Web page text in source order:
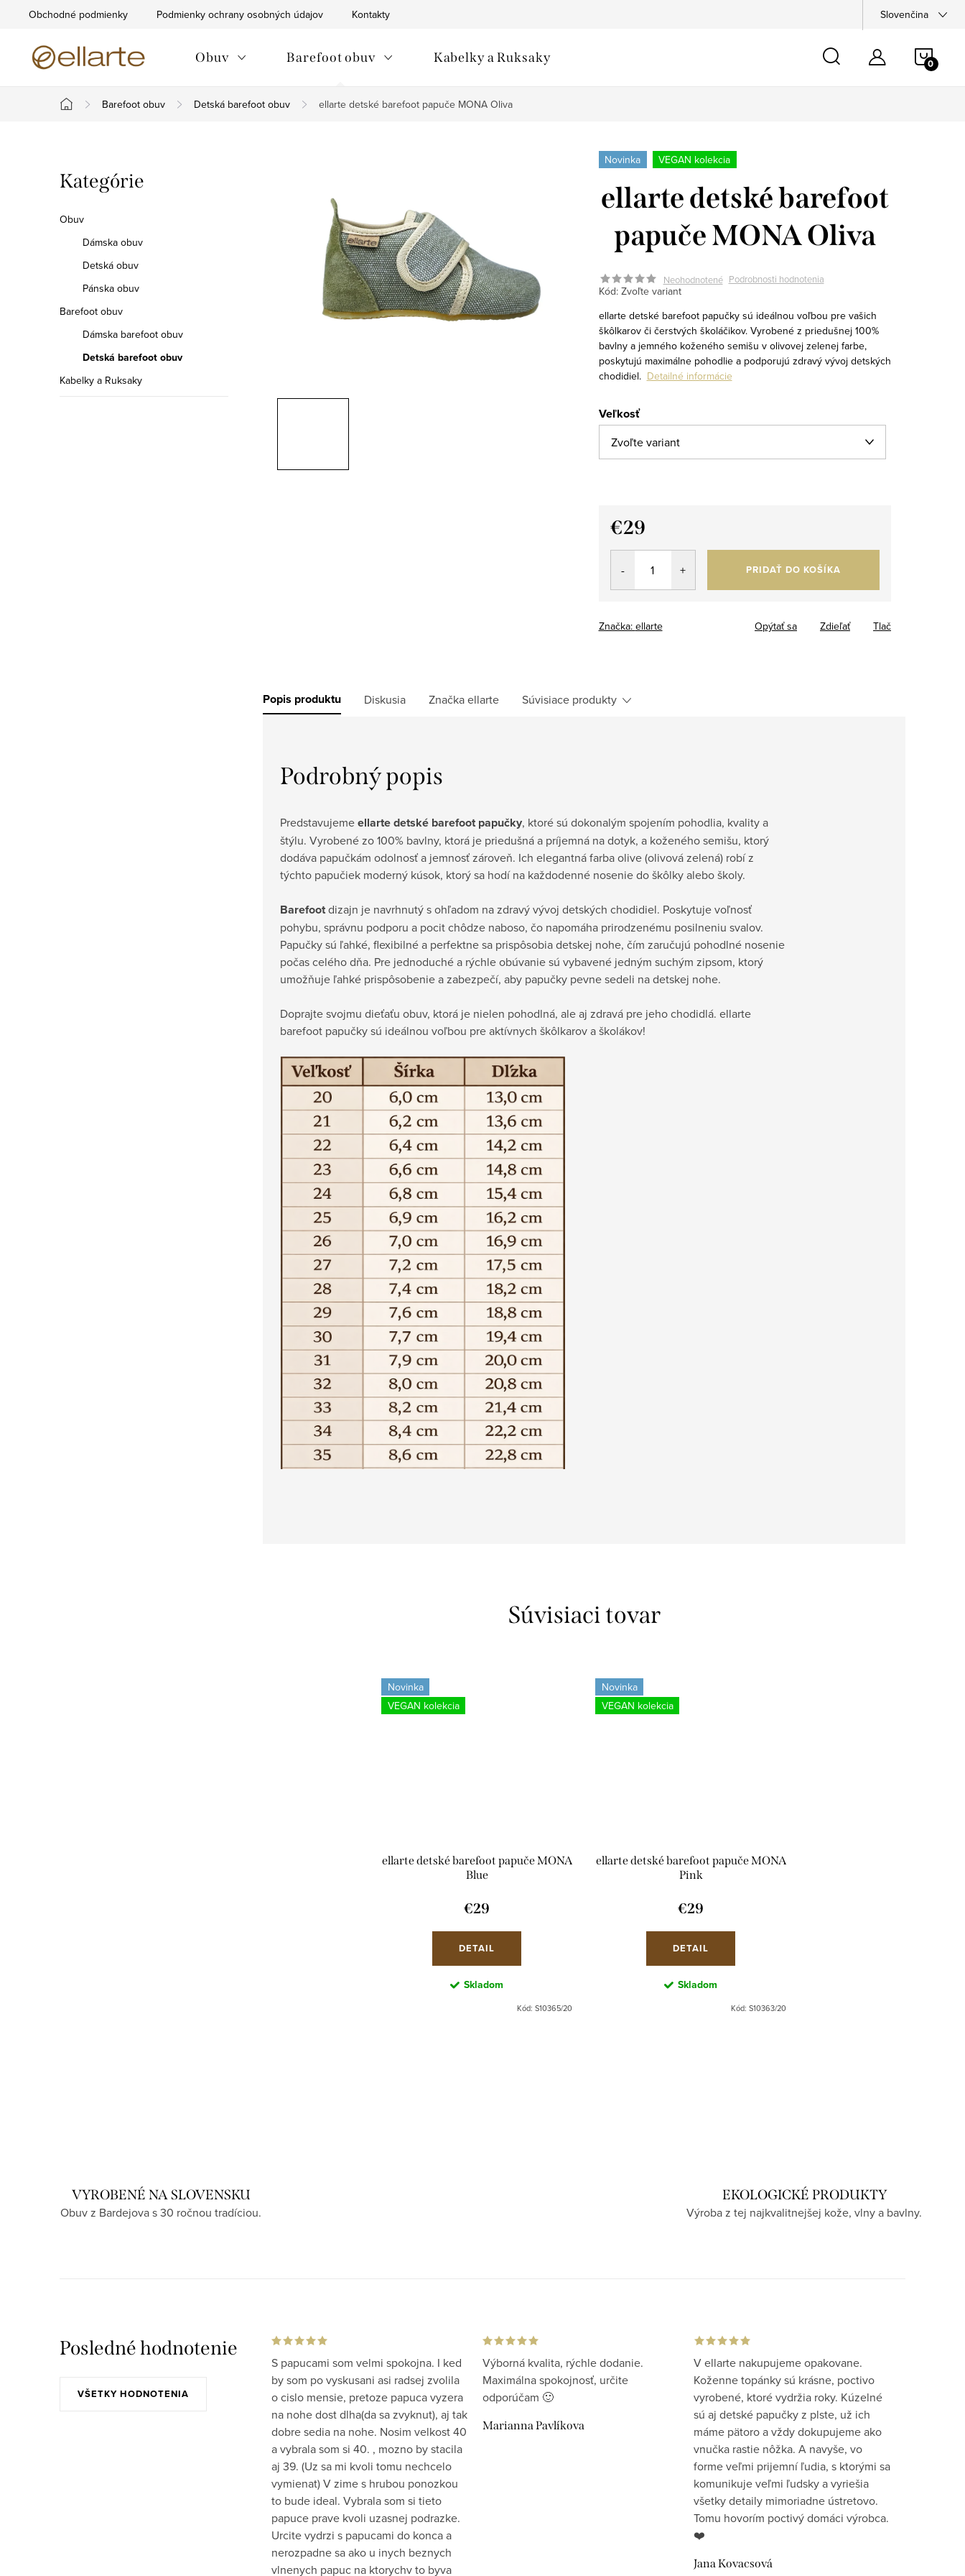
Obchodné podmienky Podmienky ochrany osobných údajov Kontakty Slovenčina
Obuv Barefoot obuv Kabelky a Ruksaky
Domov
Barefoot obuv Detská barefoot obuv ellarte detské barefoot papuče MONA Oliva
o
č
p
e
Preskočiť
kategórie
Kategórie
Obuv
Dámska obuv
Detská obuv
Pánska obuv
Barefoot obuv
Dámska barefoot obuv
Detská barefoot obuv
Kabelky a Ruksaky
Novinka VEGAN kolekcia
ellarte detské barefoot
papuče MONA Oliva
Neohodnotené Podrobnosti hodnotenia
Kód: Zvoľte variant
ellarte detské barefoot papučky sú ideálnou voľbou pre vašich
škôlkarov či čerstvých školáčikov. Vyrobené z priedušnej 100%
bavlny a jemného koženého semišu v olivovej zelenej farbe,
poskytujú maximálne pohodlie a podporujú zdravý vývoj detských
chodidiel. Detailné informácie
Veľkosť
€29
Jednotková
PRIDAŤ DO KOŠÍKA
Značka: ellarte Tlač
Opýtať sa Zdieľať
Popis produktu Diskusia Značkaellarte Súvisiace produkty
Podrobný popis
Predstavujemeellarte detské barefoot papučky, ktoré sú dokonalým spojením pohodlia, kvality a
štýlu. Vyrobené zo 100% bavlny, ktorá je priedušná a príjemná na dotyk, a koženého semišu, ktorý
dodáva papučkám odolnosť a jemnosť zároveň. Ich elegantná farba olive (olivová zelená) robí z
týchto papučiek moderný kúsok, ktorý sa hodí na každodenné nosenie do škôlky alebo školy.
Barefootdizajn je navrhnutý s ohľadom na zdravý vývoj detských chodidiel. Poskytuje voľnosť
pohybu, správnu podporu a pocit chôdze naboso, čo napomáha prirodzenému posilneniu svalov.
Papučky sú ľahké, flexibilné a perfektne sa prispôsobia detskej nohe, čím zaručujú pohodlné nosenie
počas celého dňa. Pre jednoduché a rýchle obúvanie sú vybavené jedným suchým zipsom, ktorý
umožňuje ľahké prispôsobenie a zabezpečí, aby papučky pevne sedeli na detskej nohe.
Doprajte svojmu dieťaťu obuv, ktorá je nielen pohodlná, ale aj zdravá pre jeho chodidlá. ellarte
barefoot papučky sú ideálnou voľbou pre aktívnych škôlkarov a školákov!
Súvisiaci tovar
Novinka
VEGAN kolekcia
ellarte detské barefoot papuče MONA
Blue
€29
DETAIL
Skladom
Kód: S10365/20
Novinka
VEGAN kolekcia
ellarte detské barefoot papuče MONA
Pink
€29
DETAIL
Skladom
Kód: S10363/20
VYROBENÉ NA SLOVENSKU
Obuv z Bardejova s 30 ročnou tradíciou.
EKOLOGICKÉ PRODUKTY
Výroba z tej najkvalitnejšej kože, vlny a bavlny.
Posledné hodnotenie
VŠETKY HODNOTENIA
S papucami som velmi spokojna. I ked
by som po vyskusani asi radsej zvolila
o cislo mensie, pretoze papuca vyzera
na nohe dost dlha(da sa zvyknut), aj tak
dobre sedia na nohe. Nosim velkost 40
a vybrala som si 40. , mozno by stacila
aj 39. (Uz sa mi kvoli tomu nechcelo
vymienat) V zime s hrubou ponozkou
to bude ideal. Vybrala som si tieto
papuce prave kvoli uzasnej podrazke.
Urcite vydrzi s papucami do konca a
nerozpadne sa ako u inych beznych
vlnenych papuc na ktorychv to byva
Výborná kvalita, rýchle dodanie.
Maximálna spokojnosť, určite
odporúčam 🙂
Marianna Pavlíkova
V ellarte nakupujeme opakovane.
Koženne topánky sú krásne, poctivo
vyrobené, ktoré vydržia roky. Kúzelné
sú aj detské papučky z plste, už ich
máme pätoro a vždy dokupujeme ako
vnučka rastie nôžka. A navyše, vo
forme veľmi prijemní ľudia, s ktorými sa
komunikuje veľmi ľudsky a vyriešia
všetky detaily mimoriadne ústretovo.
Tomu hovorím poctivý domáci výrobca.
❤️
Jana Kovacsová